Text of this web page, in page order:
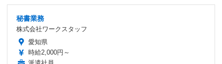
秘書業務
株式会社ワークスタッフ
愛知県
時給2,000円～